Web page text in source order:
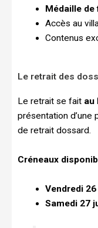
Médaille de
Accès au
Contenus
Le retrait des
Le retrait se fait au
présentation d’une
de retrait dossard.
Créneaux
Vendredi 26
Samedi 27